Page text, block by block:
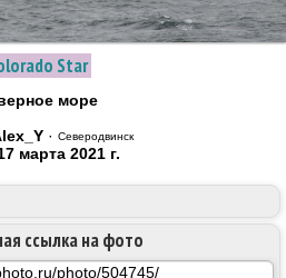
Star
море
· Северодвинск
марта 2021 г.
ссылка на фото